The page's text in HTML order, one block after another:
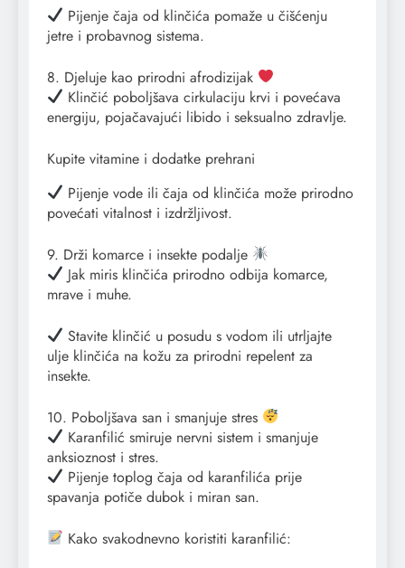
Pijenje čaja od klinčića pomaže u čišćenju
jetre i probavnog sistema.
8. Djeluje kao prirodni afrodizijak
Klinčić poboljšava cirkulaciju krvi i povećava
energiju, pojačavajući libido i seksualno zdravlje.
Kupite vitamine i dodatke prehrani
Pijenje vode ili čaja od klinčića može prirodno
povećati vitalnost i izdržljivost.
9. Drži komarce i insekte podalje
Jak miris klinčića prirodno odbija komarce,
mrave i muhe.
Stavite klinčić u posudu s vodom ili utrljajte
ulje klinčića na kožu za prirodni repelent za
insekte.
10. Poboljšava san i smanjuje stres
Karanfilić smiruje nervni sistem i smanjuje
anksioznost i stres.
Pijenje toplog čaja od karanfilića prije
spavanja potiče dubok i miran san.
Kako svakodnevno koristiti karanfilić: